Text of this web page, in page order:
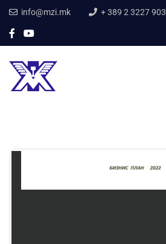
info@mzi.mk + 389 2 3227 903